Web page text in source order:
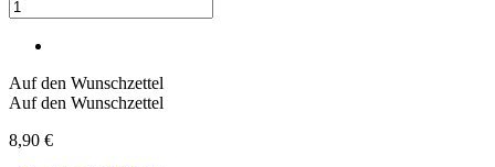
Auf den Wunschzettel
Auf den Wunschzettel
8,90 €